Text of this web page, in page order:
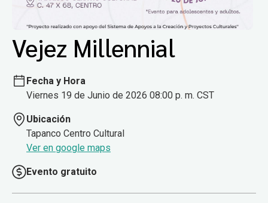
Vejez Millennial
Fecha y Hora
Viernes 19 de Junio de 2026 08:00 p. m. CST
Ubicación
Tapanco Centro Cultural
Ver en google maps
Evento gratuito